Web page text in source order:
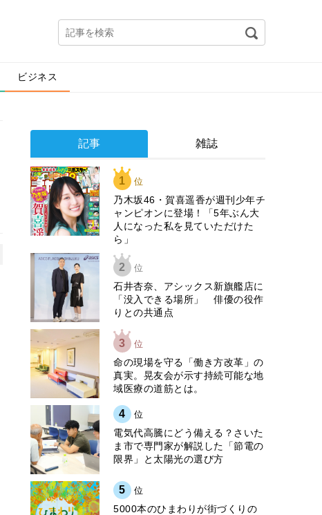
ビジネス
記事 雑誌
1 位
乃木坂46・賀喜遥香が週刊少年チ
ャンピオンに登場！「5年ぶん大
人になった私を見ていただけた
ら」
2 位
石井杏奈、アシックス新旗艦店に
「没入できる場所」 俳優の役作
りとの共通点
3 位
​命の現場を守る「働き方改革」の
真実。晃友会が示す持続可能な地
域医療の道筋とは。
4 位
電気代高騰にどう備える？さいた
ま市で専門家が解説した「節電の
限界」と太陽光の選び方
5 位
5000本のひまわりが街づくりの